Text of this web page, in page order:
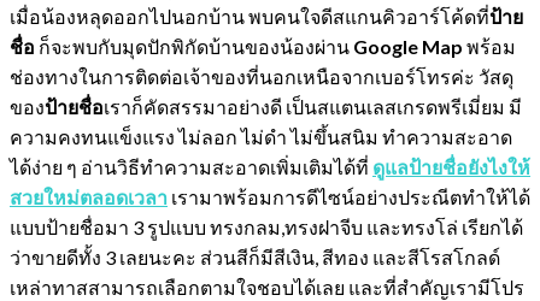
เมื่อน้องหลุดออกไปนอกบ้าน พบคนใจดีสแกนคิวอาร์โค้ดที่ป้าย
ชื่อ ก็จะพบกับมุดปักพิกัดบ้านของน้องผ่าน Google Map พร้อม
ช่องทางในการติดต่อเจ้าของที่นอกเหนือจากเบอร์โทรค่ะ วัสดุ
ของป้ายชื่อเราก็คัดสรรมาอย่างดี เป็นสแตนเลสเกรดพรีเมี่ยม มี
ความคงทนแข็งแรง ไม่ลอก ไม่ดำ ไม่ขึ้นสนิม ทำความสะอาด
ได้ง่าย ๆ อ่านวิธีทำความสะอาดเพิ่มเติมได้ที่ ดูแลป้ายชื่อยังไงให้
สวยใหม่ตลอดเวลา เรามาพร้อมการดีไซน์อย่างประณีตทำให้ได้
แบบป้ายชื่อมา 3 รูปแบบ ทรงกลม,ทรงฝาจีบ และทรงโล่ เรียกได้
ว่าขายดีทั้ง 3 เลยนะคะ ส่วนสีก็มีสีเงิน, สีทอง และสีโรสโกลด์
เหล่าทาสสามารถเลือกตามใจชอบได้เลย และที่สำคัญเรามีโปร